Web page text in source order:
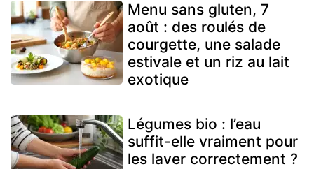
Menu sans gluten, 7
août : des roulés de
courgette, une salade
estivale et un riz au lait
exotique
Légumes bio : l’eau
suffit-elle vraiment pour
les laver correctement ?